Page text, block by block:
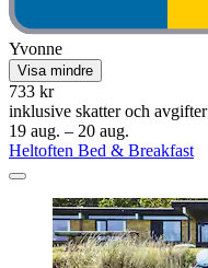
Yvonne
Visa mindre
733 kr
inklusive skatter och avgifter
19 aug. – 20 aug.
Heltoften Bed & Breakfast